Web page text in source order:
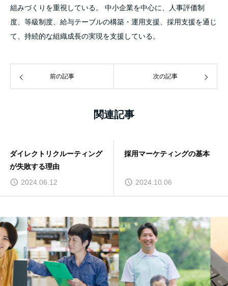
組みづくりを重視している。 中小企業を中心に、人事評価制
度、等級制度、給与テーブルの構築・運用支援、採用支援を通じ
て、持続的な組織成長の実現を支援している。
前の記事 次の記事
関連記事
ダイレクトリクルーティング
が失敗する理由
2024.06.12
採用マーケティングの基本
2024.10.06